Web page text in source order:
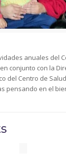
anuales del
conjunto con la
del Centro de
pensando en el